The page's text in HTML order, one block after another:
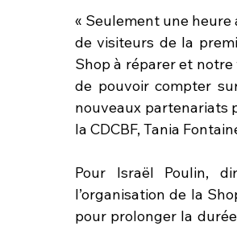
« Seulement une
de visiteurs de la
Shop à réparer et
de pouvoir compter
nouveaux partenariats
la CDCBF, Tania
Pour Israël Poulin,
l’organisation de la
pour prolonger la